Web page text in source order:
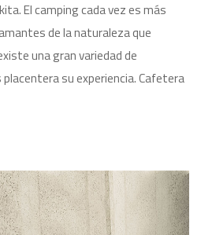
El camping cada vez es más
de la naturaleza que
una gran variedad de
su experiencia. Cafetera